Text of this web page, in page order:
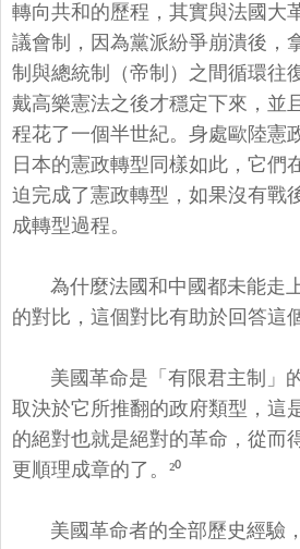
轉向共和的歷程， 其實與法國大
議會制，因為黨派紛爭崩潰後，
制與總統制（帝制）之間循環往
戴高樂憲法之後才穩定下來， 並
程花了一個半世紀。 身處歐陸憲
日本的憲政轉型同樣如此， 它們
迫完成了憲政轉型， 如果沒有戰
成轉型過程。
為什麼法國和中國都未能走
的對比， 這個對比有助於回答這
美國革命是「有限君主制」
取決於它所推翻的政府類型，這
的絕對也就是絕對的革命，從而
更順理成章的了。²⁰
美國革命者的全部歷史經驗